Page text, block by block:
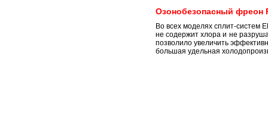
Озонобезопасный фреон
Во всех моделях сплит-систем
не содержит хлора и не
позволило увеличить
большая удельная